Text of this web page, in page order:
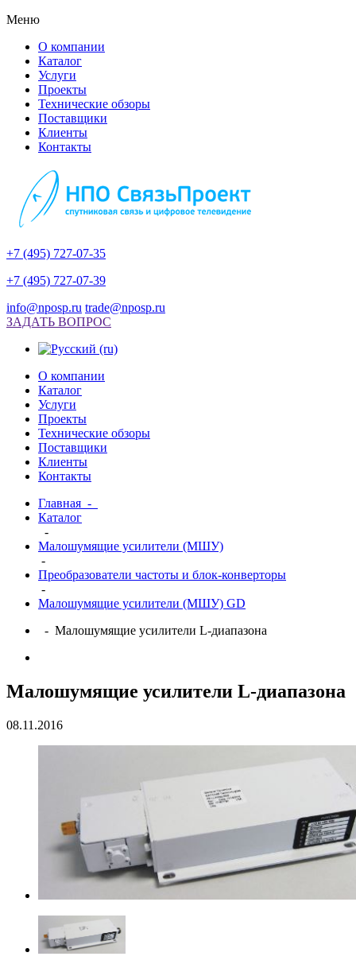
Меню
О компании
Каталог
Услуги
Проекты
Технические обзоры
Поставщики
Клиенты
Контакты
+7 (495) 727-07-35
+7 (495) 727-07-39
info@nposp.ru trade@nposp.ru
ЗАДАТЬ ВОПРОС
О компании
Каталог
Услуги
Проекты
Технические обзоры
Поставщики
Клиенты
Контакты
Главная -
Каталог
-
Малошумящие усилители (МШУ)
-
Преобразователи частоты и блок-конверторы
-
Малошумящие усилители (МШУ) GD
- Малошумящие усилители L-диапазона
Малошумящие усилители L-диапазона
08.11.2016